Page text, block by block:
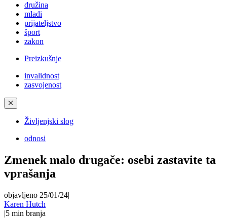
družina
mladi
prijateljstvo
šport
zakon
Preizkušnje
invalidnost
zasvojenost
✕
Življenjski slog
odnosi
Zmenek malo drugače: osebi zastavite ta
vprašanja
objavljeno 25/01/24|
Karen Hutch
|5 min branja